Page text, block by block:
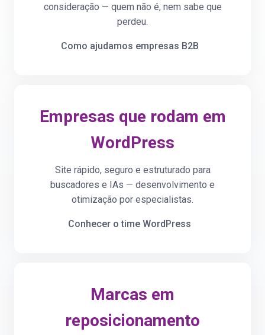
consideração — quem não é, nem sabe que
perdeu.
Como ajudamos empresas B2B
Empresas que rodam em
WordPress
Site rápido, seguro e estruturado para
buscadores e IAs — desenvolvimento e
otimização por especialistas.
Conhecer o time WordPress
Marcas em
reposicionamento